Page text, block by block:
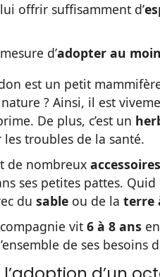
offrir suffisamment d’
d’adopter au
est un petit
? Ainsi, il est
De plus, c’est un
troubles de la santé.
de nombreux
ses petites pattes.
du sable ou de la terre
vit 6 à 8 ans
de ses besoins